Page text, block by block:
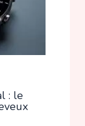
: le